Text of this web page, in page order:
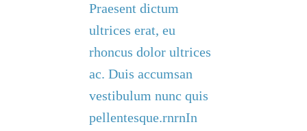
Praesent dictum
ultrices erat, eu
rhoncus dolor ultrices
ac. Duis accumsan
vestibulum nunc quis
pellentesque.rnrnIn